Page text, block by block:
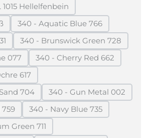
1015 Hellelfenbein
(Diese Option ist zurzeit nicht verfügbar.)
ist zurzeit nicht verfügbar.)
340 - Aquatic Blue 766
(Diese Option ist zurzeit
ist zurzeit nicht verfügbar.)
340 - Brunswick Green 728
(Diese Option ist zurzeit
077
Option ist zurzeit nicht verfügbar.)
340 - Cherry Red 662
(Diese Option ist
617
Option ist zurzeit nicht verfügbar.)
704
Option ist zurzeit nicht verfügbar.)
340 - Gun Metal 002
(Diese Option ist
Option ist zurzeit nicht verfügbar.)
340 - Navy Blue 735
(Diese Option ist zurzeit
Green 711
Option ist zurzeit nicht verfügbar.)